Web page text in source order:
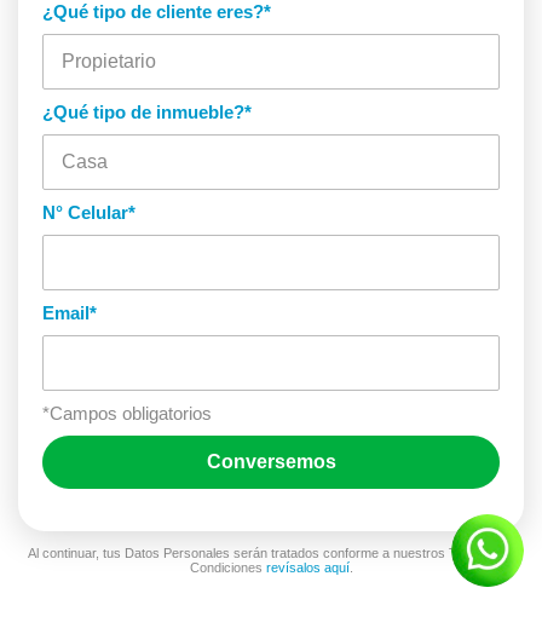
¿Qué tipo de cliente eres?*
¿Qué tipo de inmueble?*
N° Celular*
Email*
*Campos obligatorios
Al continuar, tus Datos Personales serán tratados conforme a nuestros Términos y
Condiciones revísalos aquí.